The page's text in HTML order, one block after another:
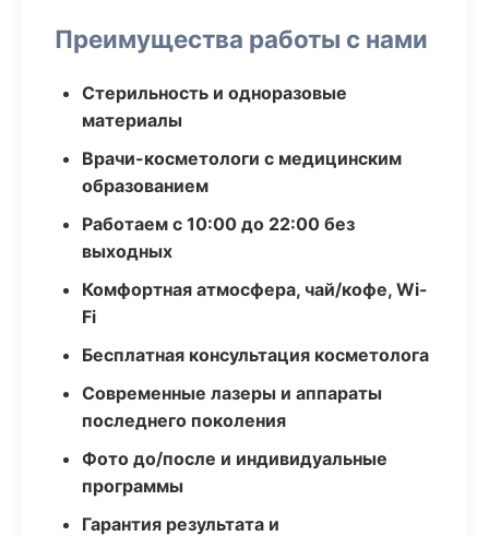
Преимущества работы с нами
Стерильность и одноразовые
материалы
Врачи-косметологи с медицинским
образованием
Работаем с 10:00 до 22:00 без
выходных
Комфортная атмосфера, чай/кофе, Wi-
Fi
Бесплатная консультация косметолога
Современные лазеры и аппараты
последнего поколения
Фото до/после и индивидуальные
программы
Гарантия результата и